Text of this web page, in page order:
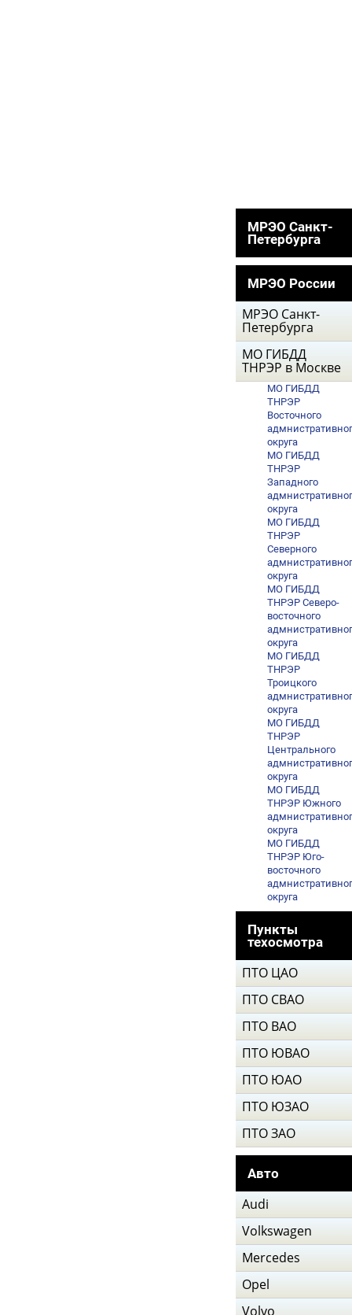
МРЭО Санкт-
Петербурга
МРЭО России
МРЭО Санкт-
Петербурга
МО ГИБДД
ТНРЭР в Москве
МО ГИБДД
ТНРЭР
Восточного
округа
МО ГИБДД
ТНРЭР
Западного
округа
МО ГИБДД
ТНРЭР
Северного
округа
МО ГИБДД
ТНРЭР Северо-
восточного
округа
МО ГИБДД
ТНРЭР
Троицкого
округа
МО ГИБДД
ТНРЭР
Центрального
округа
МО ГИБДД
ТНРЭР Южного
округа
МО ГИБДД
ТНРЭР Юго-
восточного
округа
Пункты
техосмотра
ПТО ЦАО
ПТО СВАО
ПТО ВАО
ПТО ЮВАО
ПТО ЮАО
ПТО ЮЗАО
ПТО ЗАО
Авто
Audi
Volkswagen
Mercedes
Opel
Volvo